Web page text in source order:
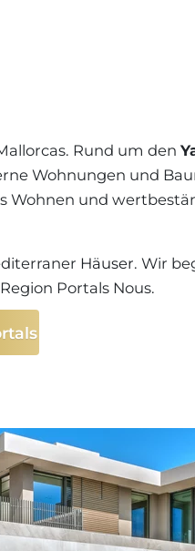
MALLORCA
info@luxury-
Neueste zuerst
Rund um den
Wohnungen und
Wohnen und
Häuser. Wir
Portals Nous.